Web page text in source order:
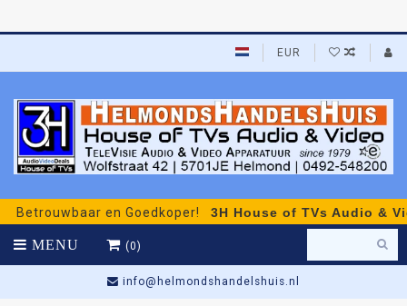
EUR
en Goedkoper!3H House of TVs Audio & Video
MENU (0)
info@helmondshandelshuis.nl